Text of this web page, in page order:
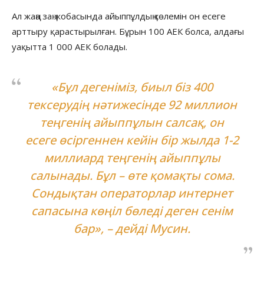
Ал жаңа заң жобасында айыппұлдың көлемін он есеге
арттыру қарастырылған. Бұрын 100 АЕК болса, алдағы
уақытта 1 000 АЕК болады.
«Бұл дегеніміз, биыл біз 400
тексерудің нәтижесінде 92 миллион
теңгенің айыппұлын салсақ, он
есеге өсіргеннен кейін бір жылда 1-2
миллиард теңгенің айыппұлы
салынады. Бұл – өте қомақты сома.
Сондықтан операторлар интернет
сапасына көңіл бөледі деген сенім
бар», – дейді Мусин.